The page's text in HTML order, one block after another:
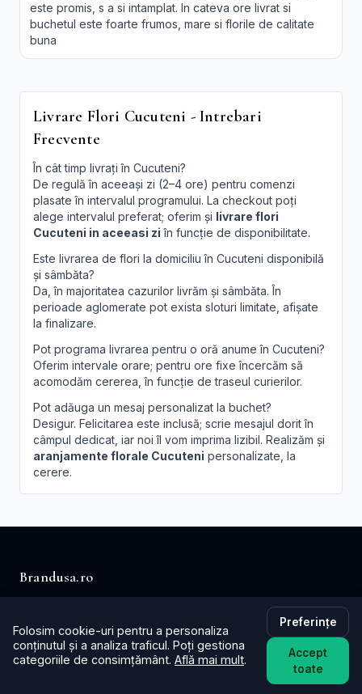
este promis, s a si intamplat. In cateva ore livrat si
buchetul este foarte frumos, mare si florile de calitate
buna
Livrare Flori Cucuteni - Intrebari
Frecvente
În cât timp livrați în Cucuteni?
De regulă în aceeași zi (2–4 ore) pentru comenzi
plasate în intervalul programului. La checkout poți
alege intervalul preferat; oferim și livrare flori
Cucuteni in aceeasi zi în funcție de disponibilitate.
Este livrarea de flori la domiciliu în Cucuteni disponibilă
și sâmbăta?
Da, în majoritatea cazurilor livrăm și sâmbăta. În
perioade aglomerate pot exista sloturi limitate, afișate
la finalizare.
Pot programa livrarea pentru o oră anume în Cucuteni?
Oferim intervale orare; pentru ore fixe încercăm să
acomodăm cererea, în funcție de traseul curierilor.
Pot adăuga un mesaj personalizat la buchet?
Desigur. Felicitarea este inclusă; scrie mesajul dorit în
câmpul dedicat, iar noi îl vom imprima lizibil. Realizăm și
aranjamente florale Cucuteni personalizate, la
cerere.
Brandusa.ro
Buchete cu emoție, aranjamente cu suflet. Comandă
online flori cu livrare în aceeași zi în toată țara.
📞+40753621077
Folosim cookie-uri pentru a personaliza
conținutul și a analiza traficul. Poți gestiona
categoriile de consimțământ. Află mai mult.
Preferințe
Accept
toate